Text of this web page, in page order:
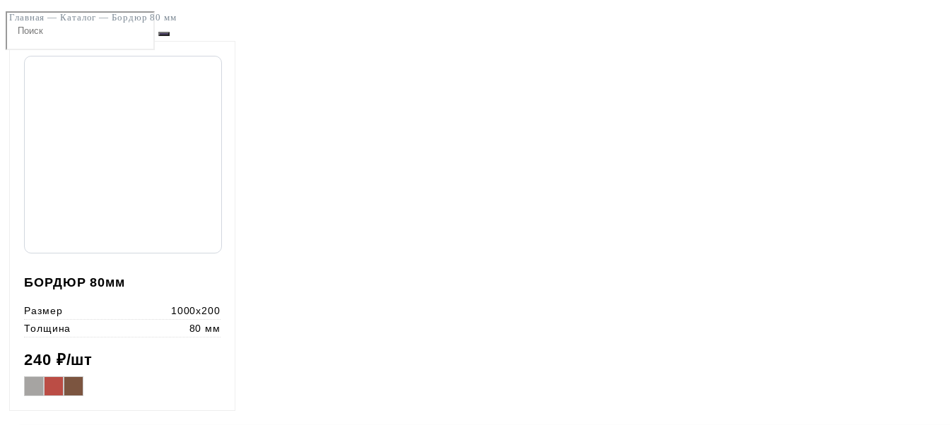
Главная —Каталог —Бордюр 80 мм
БОРДЮР 80мм
Размер
1000x200
Толщина
80 мм
240 ₽/шт